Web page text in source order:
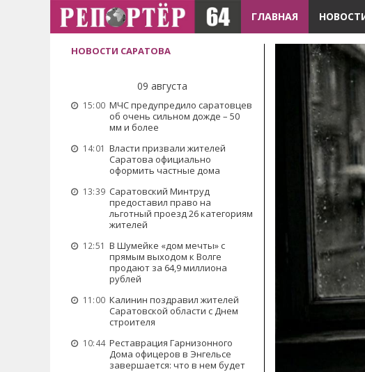
ГЛАВНАЯ
НОВОСТИ САРАТОВА
09 августа
15:00 МЧС предупредило саратовцев
об очень сильном дожде – 50
мм и более
14:01 Власти призвали жителей
Саратова официально
оформить частные дома
13:39 Саратовский Минтруд
предоставил право на
льготный проезд 26 категориям
жителей
12:51 В Шумейке «дом мечты» с
прямым выходом к Волге
продают за 64,9 миллиона
рублей
11:00 Калинин поздравил жителей
Саратовской области с Днем
строителя
10:44 Реставрация Гарнизонного
Дома офицеров в Энгельсе
завершается: что в нем будет